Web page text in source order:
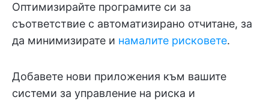
Оптимизирайте програмите си за
съответствие с автоматизирано отчитане, за
да минимизирате и намалите рисковете.
Добавете нови приложения към вашите
системи за управление на риска и